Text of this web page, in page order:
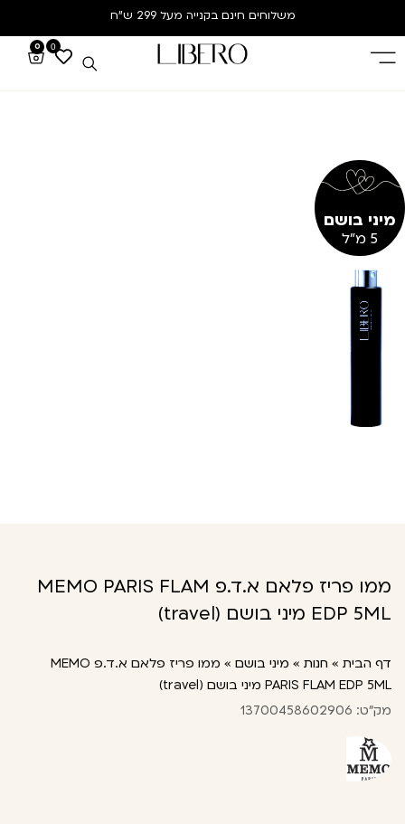
משלוחים חינם בקנייה מעל 299 ש”ח
0
0
מיני בושם
5 מ"ל
ממו פריז פלאם א.ד.פ MEMO PARIS FLAM
EDP 5ML מיני בושם (travel)
דף הבית » חנות » מיני בושם »
ממו פריז פלאם א.ד.פ MEMO
PARIS FLAM EDP 5ML מיני בושם (travel)
מק"ט: 13700458602906